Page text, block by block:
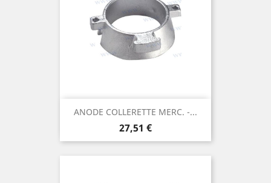
ANODE COLLERETTE MERC. -...
Prix
27,51 €